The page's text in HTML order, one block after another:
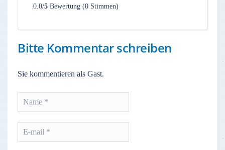
0.0/5 Bewertung (0 Stimmen)
Bitte Kommentar schreiben
Sie kommentieren als Gast.